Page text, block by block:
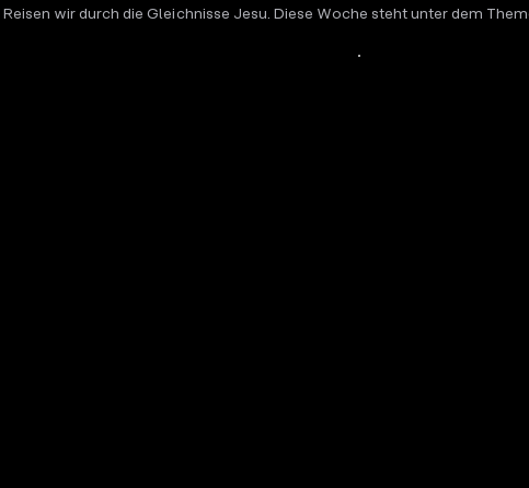
wir durch die Gleichnisse Jesu. Diese Woche steht unter dem